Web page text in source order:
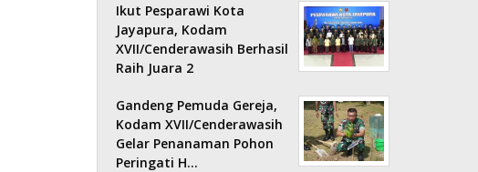
Ikut Pesparawi Kota
Jayapura, Kodam
XVII/Cenderawasih Berhasil
Raih Juara 2
Gandeng Pemuda Gereja,
Kodam XVII/Cenderawasih
Gelar Penanaman Pohon
Peringati H…